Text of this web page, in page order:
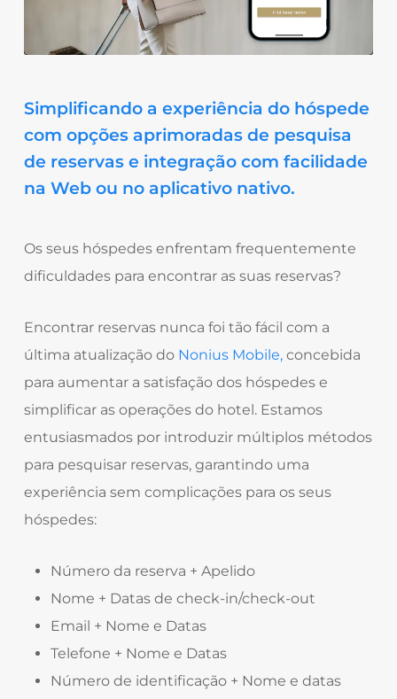
Simplificando a experiência do hóspede
com opções aprimoradas de pesquisa
de reservas e integração com facilidade
na Web ou no aplicativo nativo.
Os seus hóspedes enfrentam frequentemente
dificuldades para encontrar as suas reservas?
Encontrar reservas nunca foi tão fácil com a
última atualização do Nonius Mobile,concebida
para aumentar a satisfação dos hóspedes e
simplificar as operações do hotel. Estamos
entusiasmados por introduzir múltiplos métodos
para pesquisar reservas, garantindo uma
experiência sem complicações para os seus
hóspedes:
Número da reserva + Apelido
Nome + Datas de check-in/check-out
Email + Nome e Datas
Telefone + Nome e Datas
Número de identificação + Nome e datas